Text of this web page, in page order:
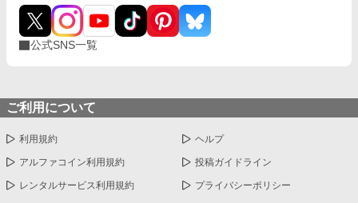
公式SNS一覧
ご利用について
利用規約 ヘルプ
アルファコイン利用規約 投稿ガイドライン
レンタルサービス利用規約 プライバシーポリシー